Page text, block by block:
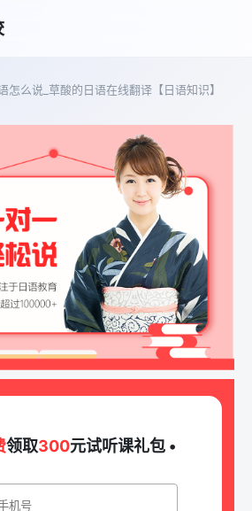
怎么说_草酸的日语在线翻译【日语知识】
领取300元试听课礼包 •